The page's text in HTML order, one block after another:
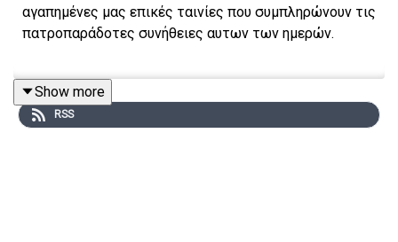
αγαπημένες μας επικές ταινίες που συμπληρώνουν τις
πατροπαράδοτες συνήθειες αυτων των ημερών.
Δημοσιογραφική επιμέλεια - Παρουσίαση: Αιμίλιος
Χαρμπής, Αλεξάνδρα Σκαράκη
Show more
RSS